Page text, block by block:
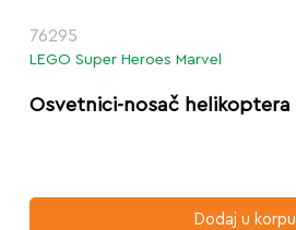
76295
LEGO Super Heroes Marvel
Osvetnici-nosač helikoptera
Dodaj u korpu